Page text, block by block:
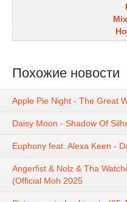
Похожие новости
Apple Pie Night - The Great
Daisy Moon - Shadow Of
Euphony feat. Alexa Keen -
Angerfist & Nolz & Tha
(Official Moh 2025